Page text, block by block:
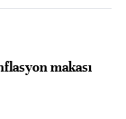
makası